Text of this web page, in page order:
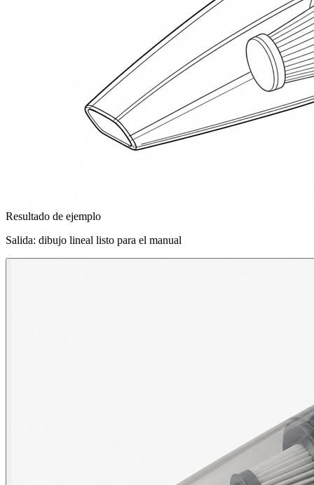
Resultado de ejemplo
Salida: dibujo lineal listo para el manual